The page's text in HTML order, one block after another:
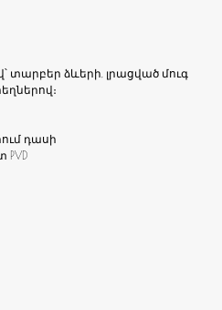
ձևերի, լրացված մուգ
դասի